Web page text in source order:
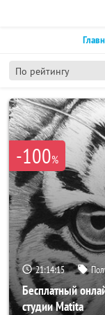
По рейтингу
-100%
21:14:15
Бесплатный
студии Matita